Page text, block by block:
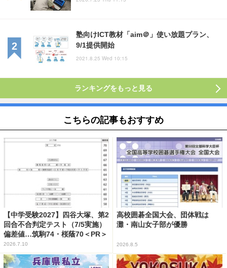
塾向けICT教材「aim＠」使い放題プラン、
9/1提供開始
2021.8.25 Wed 10:15
ランキングをもっと見る
こちらの記事もおすすめ
【中学受験2027】四谷大塚、第2
回合不合判定テスト（7/5実施）
偏差値…筑駒74・桜蔭70＜PR＞
2026.7.10
高校囲碁全国大会、団体戦は
灘・南山女子部が優勝
2026.8.5